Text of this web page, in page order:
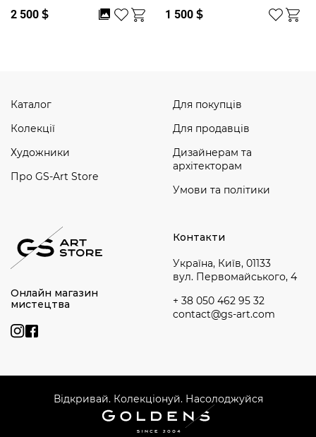
2 500 $ 1 500 $
Онлайн магазин
мистецтва
Контакти
Україна, Київ, 01133
вул. Первомайського, 4
+ 38 050 462 95 32
contact@gs-art.com
Каталог
Колекції
Художники
Про GS-Art Store
Для покупців
Для продавців
Дизайнерам та
архітекторам
Умови та політики
Відкривай. Колекціонуй. Насолоджуйся